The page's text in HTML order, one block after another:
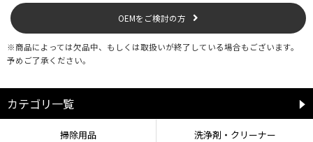
OEMをご検討の方
※商品によっては欠品中、もしくは取扱いが終了している場合もございます。
予めご了承ください。
カテゴリ一覧
掃除用品 洗浄剤・クリーナー